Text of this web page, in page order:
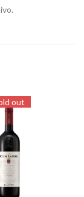
out